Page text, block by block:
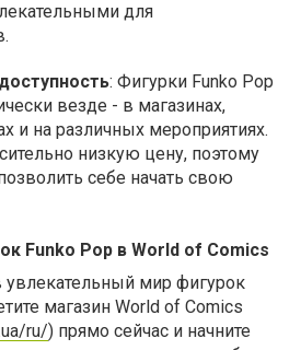
для
: Фигурки Funko Pop
везде - в магазинах,
и на различных мероприятиях.
низкую цену, поэтому
себе начать свою
Funko Pop в World of Comics
увлекательный мир фигурок
магазин World of Comics
ru/) прямо сейчас и начните